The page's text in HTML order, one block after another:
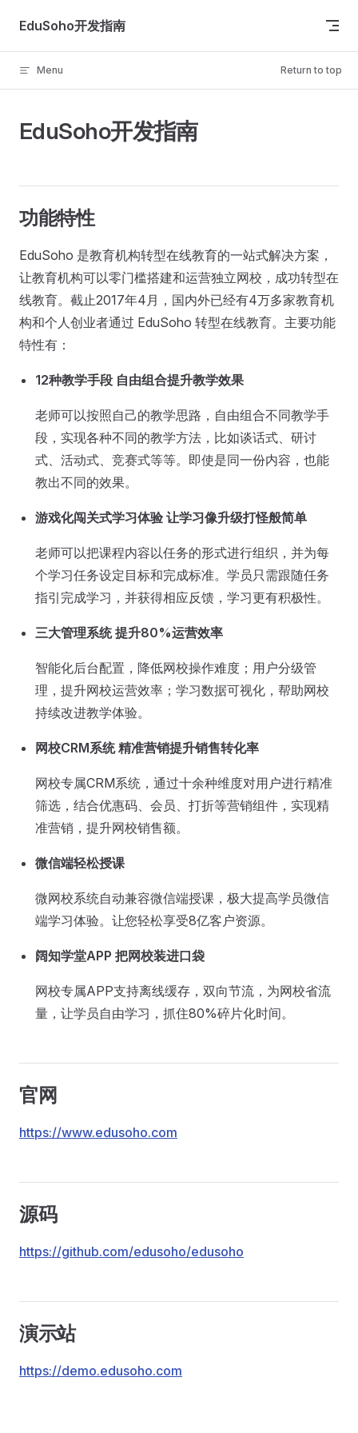
Skip to content
EduSoho开发指南
Menu Return to top
EduSoho开发指南
功能特性
EduSoho 是教育机构转型在线教育的一站式解决方案，
让教育机构可以零门槛搭建和运营独立网校，成功转型在
线教育。截止2017年4月，国内外已经有4万多家教育机
构和个人创业者通过 EduSoho 转型在线教育。主要功能
特性有：
12种教学手段 自由组合提升教学效果
老师可以按照自己的教学思路，自由组合不同教学手
段，实现各种不同的教学方法，比如谈话式、研讨
式、活动式、竞赛式等等。即使是同一份内容，也能
教出不同的效果。
游戏化闯关式学习体验 让学习像升级打怪般简单
老师可以把课程内容以任务的形式进行组织，并为每
个学习任务设定目标和完成标准。学员只需跟随任务
指引完成学习，并获得相应反馈，学习更有积极性。
三大管理系统 提升80%运营效率
智能化后台配置，降低网校操作难度；用户分级管
理，提升网校运营效率；学习数据可视化，帮助网校
持续改进教学体验。
网校CRM系统 精准营销提升销售转化率
网校专属CRM系统，通过十余种维度对用户进行精准
筛选，结合优惠码、会员、打折等营销组件，实现精
准营销，提升网校销售额。
微信端轻松授课
微网校系统自动兼容微信端授课，极大提高学员微信
端学习体验。让您轻松享受8亿客户资源。
阔知学堂APP 把网校装进口袋
网校专属APP支持离线缓存，双向节流，为网校省流
量，让学员自由学习，抓住80%碎片化时间。
官网
https://www.edusoho.com
源码
https://github.com/edusoho/edusoho
演示站
https://demo.edusoho.com